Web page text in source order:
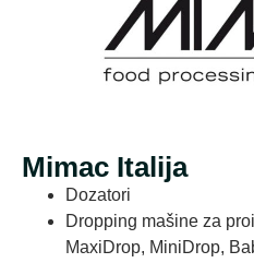
Mimac Italija
Dozatori
Dropping mašine za
MaxiDrop, MiniDrop,